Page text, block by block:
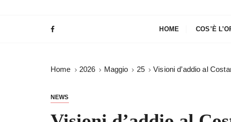
HOME COS’È
Home 2026 Maggio 25 Visioni d’addio al
NEWS